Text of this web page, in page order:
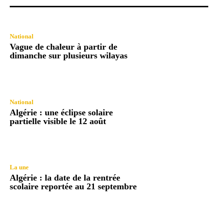
National
Vague de chaleur à partir de
dimanche sur plusieurs wilayas
National
Algérie : une éclipse solaire
partielle visible le 12 août
La une
Algérie : la date de la rentrée
scolaire reportée au 21 septembre